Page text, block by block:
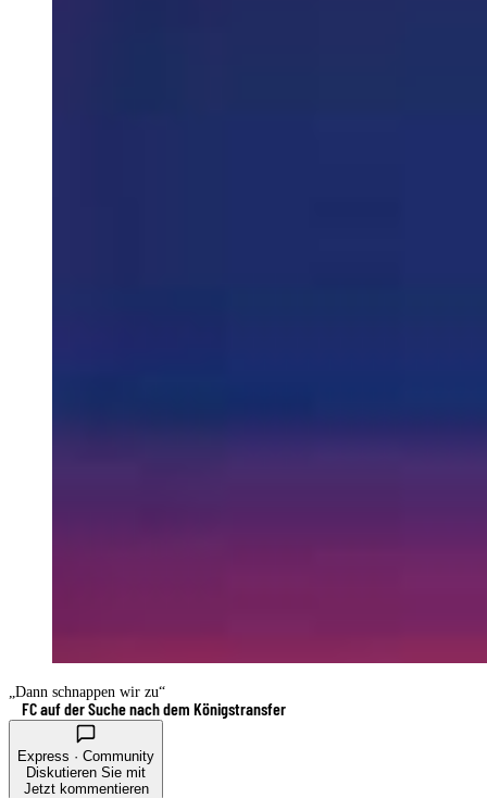
„Dann schnappen wir zu“
FC auf der Suche nach dem Königstransfer
Express · Community
Diskutieren Sie mit
Jetzt kommentieren